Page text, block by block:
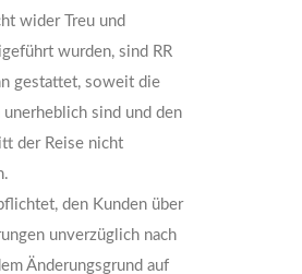
wider Treu und
wurden, sind RR
gestattet, soweit die
sind und den
der Reise nicht
den Kunden über
unverzüglich nach
Änderungsgrund auf